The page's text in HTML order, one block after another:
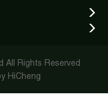
All Rights Reserved
HiCheng